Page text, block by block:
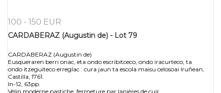
100 - 150 EUR
CARDABERAZ (Augustin de) - Lot 79
CARDABERAZ (Augustin de)
Eusqueraren berri onac, eta ondo escribitceco, ondo iracurteco, ta
ondo itzeguiteco erreglac : cura jaun ta escola maisu celosoai Iruñean,
Castilla, 1761.
In-12, 63pp.
Vélin moderne pastiche, fermeture par lanières de cuir.